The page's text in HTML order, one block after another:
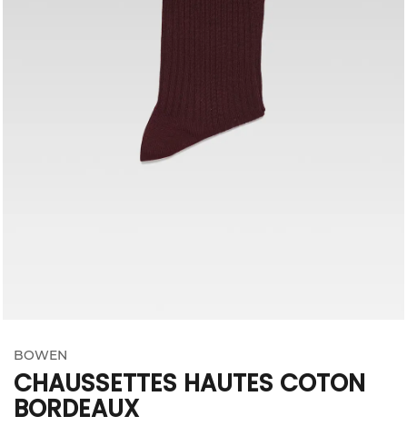
BOWEN
CHAUSSETTES HAUTES COTON
BORDEAUX